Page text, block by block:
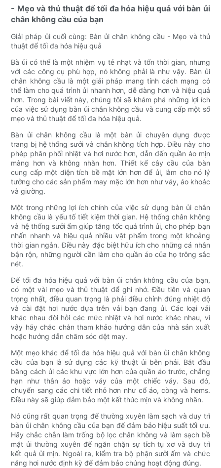
- Mẹo và thủ thuật để tối đa hóa hiệu quả với bàn ủi
chân không cầu của bạn
Giải pháp ủi cuối cùng: Bàn ủi chân không cầu - Mẹo và thủ
thuật để tối đa hóa hiệu quả
Bà ủi có thể là một nhiệm vụ tẻ nhạt và tốn thời gian, nhưng
với các công cụ phù hợp, nó không phải là như vậy. Bàn ủi
chân không cầu là một giải pháp mang tính cách mạng có
thể làm cho quá trình ủi nhanh hơn, dễ dàng hơn và hiệu quả
hơn. Trong bài viết này, chúng tôi sẽ khám phá những lợi ích
của việc sử dụng bàn ủi chân không cầu và cung cấp một số
mẹo và thủ thuật để tối đa hóa hiệu quả.
Bàn ủi chân không cầu là một bàn ủi chuyên dụng được
trang bị hệ thống sưởi và chân không tích hợp. Điều này cho
phép phân phối nhiệt và hơi nước hơn, dẫn đến quần áo mịn
màng hơn và không nhăn hơn. Thiết kế cây cầu của bàn
cung cấp một diện tích bề mặt lớn hơn để ủi, làm cho nó lý
tưởng cho các sản phẩm may mặc lớn hơn như váy, áo khoác
và giường.
Một trong những lợi ích chính của việc sử dụng bàn ủi chân
không cầu là yếu tố tiết kiệm thời gian. Hệ thống chân không
và hệ thống sưởi ấm giúp tăng tốc quá trình ủi, cho phép bạn
nhấn nhanh và hiệu quả nhiều vật phẩm trong một khoảng
thời gian ngắn. Điều này đặc biệt hữu ích cho những cá nhân
bận rộn, những người cần làm cho quần áo của họ trông sắc
nét.
Để tối đa hóa hiệu quả với bàn ủi chân không cầu của bạn,
có một vài mẹo và thủ thuật để ghi nhớ. Đầu tiên và quan
trọng nhất, điều quan trọng là phải điều chỉnh đúng nhiệt độ
và cài đặt hơi nước dựa trên vải bạn đang ủi. Các loại vải
khác nhau đòi hỏi các mức nhiệt và hơi nước khác nhau, vì
vậy hãy chắc chắn tham khảo hướng dẫn của nhà sản xuất
hoặc hướng dẫn chăm sóc dệt may.
Một mẹo khác để tối đa hóa hiệu quả với bàn ủi chân không
cầu của bạn là sử dụng các kỹ thuật ủi bên phải. Bắt đầu
bằng cách ủi các khu vực lớn hơn của quần áo trước, chẳng
hạn như thân áo hoặc váy của một chiếc váy. Sau đó,
chuyển sang các chi tiết nhỏ hơn như cổ áo, còng và hems.
Điều này sẽ giúp đảm bảo một kết thúc mịn và không nhăn.
Nó cũng rất quan trọng để thường xuyên làm sạch và duy trì
bàn ủi chân không cầu của bạn để đảm bảo hiệu suất tối ưu.
Hãy chắc chắn làm trống bộ lọc chân không và làm sạch bề
mặt ủi thường xuyên để ngăn chặn sự tích tụ xơ và duy trì
kết quả ủi mịn. Ngoài ra, kiểm tra bộ phận sưởi ấm và chức
năng hơi nước định kỳ để đảm bảo chúng hoạt động đúng.